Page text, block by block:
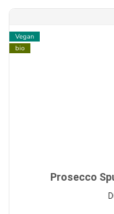
Vegan
bio
Prosecco